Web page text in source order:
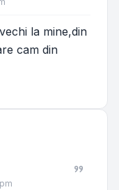
la mine,din
cam din